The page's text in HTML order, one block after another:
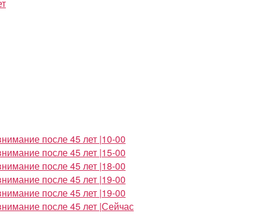
после 45 лет |10-00
после 45 лет |15-00
после 45 лет |18-00
после 45 лет |19-00
после 45 лет |19-00
после 45 лет |Сейчас